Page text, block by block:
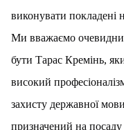
виконувати покладені
Ми вважаємо
бути Тарас Кремінь,
високий
захисту державної
призначений на